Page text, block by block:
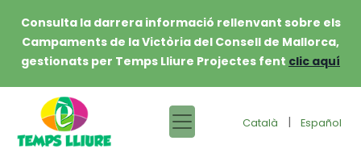
Consulta la darrera informació rellenvant sobre els
Campaments de la Victòria del Consell de Mallorca,
gestionats per Temps Lliure Projectes fent clic aquí
Català | Español